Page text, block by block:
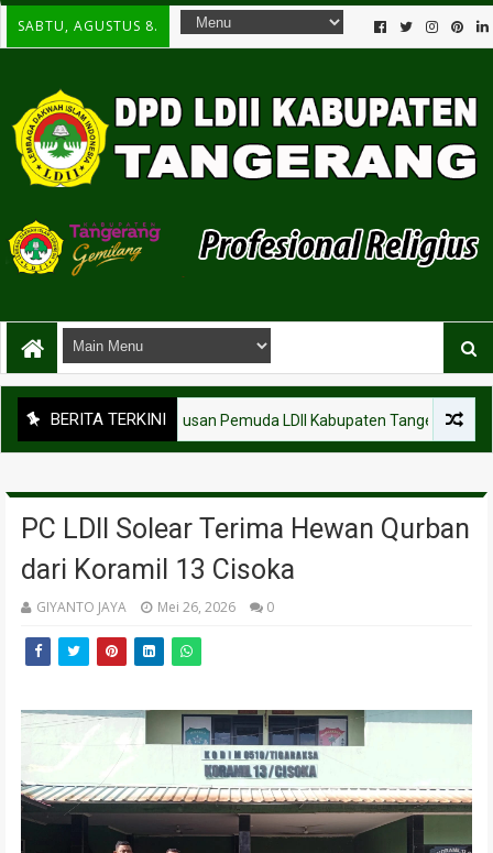
SABTU, AGUSTUS 8.
BERITA TERKINI
KEGIATAN Ratusan Pemuda LDII Kabupaten Tangerang Ikuti
PC LDII Solear Terima Hewan Qurban
dari Koramil 13 Cisoka
GIYANTO JAYA Mei 26, 2026 0